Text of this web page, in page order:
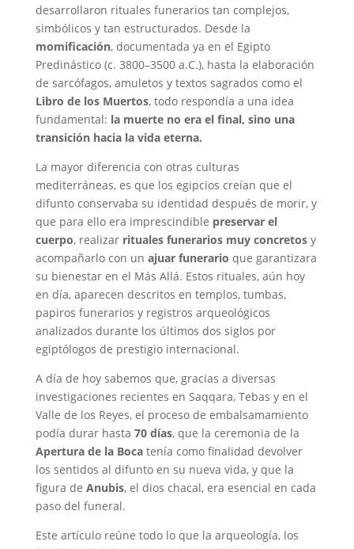
desarrollaron rituales funerarios tan complejos,
simbólicos y tan estructurados. Desde la
momificación, documentada ya en el Egipto
Predinástico (c. 3800–3500 a.C.), hasta la elaboración
de sarcófagos, amuletos y textos sagrados como el
Libro de los Muertos, todo respondía a una idea
fundamental: la muerte no era el final, sino una
transición hacia la vida eterna.
La mayor diferencia con otras culturas
mediterráneas, es que los egipcios creían que el
difunto conservaba su identidad después de morir, y
que para ello era imprescindible preservar el
cuerpo, realizarrituales funerarios muy concretos y
acompañarlo con un ajuar funerario que garantizara
su bienestar en el Más Allá. Estos rituales, aún hoy
en día, aparecen descritos en templos, tumbas,
papiros funerarios y registros arqueológicos
analizados durante los últimos dos siglos por
egiptólogos de prestigio internacional.
A día de hoy sabemos que, gracias a diversas
investigaciones recientes en Saqqara, Tebas y en el
Valle de los Reyes, el proceso de embalsamamiento
podía durar hasta 70 días, que la ceremonia de la
Apertura de la Bocatenía como finalidad devolver
los sentidos al difunto en su nueva vida, y que la
figura de Anubis, el dios chacal, era esencial en cada
paso del funeral.
Este artículo reúne todo lo que la arqueología, los